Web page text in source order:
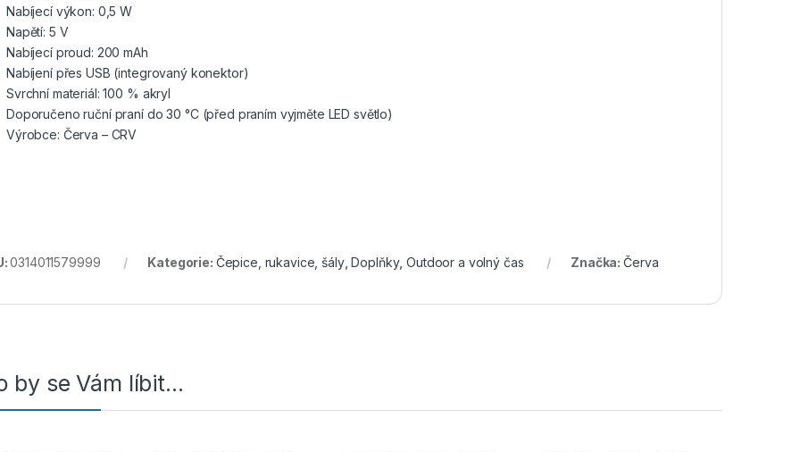
Nabíjecí výkon: 0,5 W
Napětí: 5 V
Nabíjecí proud: 200 mAh
Nabíjení přes USB (integrovaný konektor)
Svrchní materiál: 100 % akryl
Doporučeno ruční praní do 30 °C (před praním vyjměte LED světlo)
Výrobce: Červa – CRV
0314011579999 Kategorie: Čepice, rukavice, šály,Doplňky,Outdoor a volný čas Značka:Červa
by se Vám líbit…